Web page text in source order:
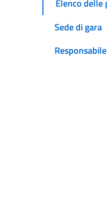
Elenco delle
Sede di gara